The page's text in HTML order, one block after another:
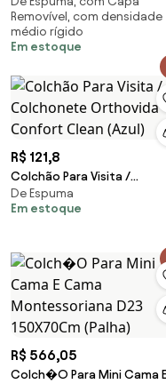
Removível, com densidade
médio rígido
Em estoque
R$ 121,8
Colchão Para Visita /
Colchonete Orthovida
Confort Clean (Azul)
De Espuma
Em estoque
R$ 566,05
Colch�O Para Mini Cama E